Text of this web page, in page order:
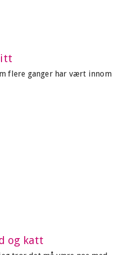
flere ganger har vært innom
og katt